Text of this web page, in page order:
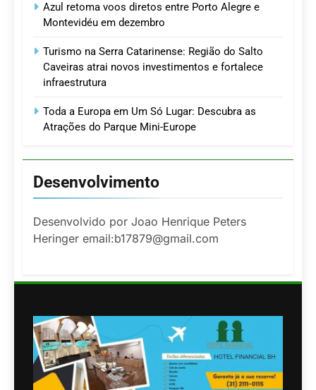
Azul retoma voos diretos entre Porto Alegre e
Montevidéu em dezembro
Turismo na Serra Catarinense: Região do Salto
Caveiras atrai novos investimentos e fortalece
infraestrutura
Toda a Europa em Um Só Lugar: Descubra as
Atrações do Parque Mini-Europe
Desenvolvimento
Desenvolvido por Joao Henrique Peters
Heringer email:b17879@gmail.com